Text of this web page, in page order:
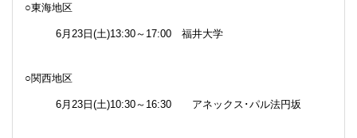
○東海地区
6 月 23 日 (土)13:30～ 17:00 福井大学
○関西地区
6 月 23 日 (土)10:30～16:30 アネックス･パル法円坂